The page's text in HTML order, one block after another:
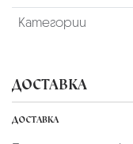
Категории
ДОСТАВКА
ДОСТАВКА